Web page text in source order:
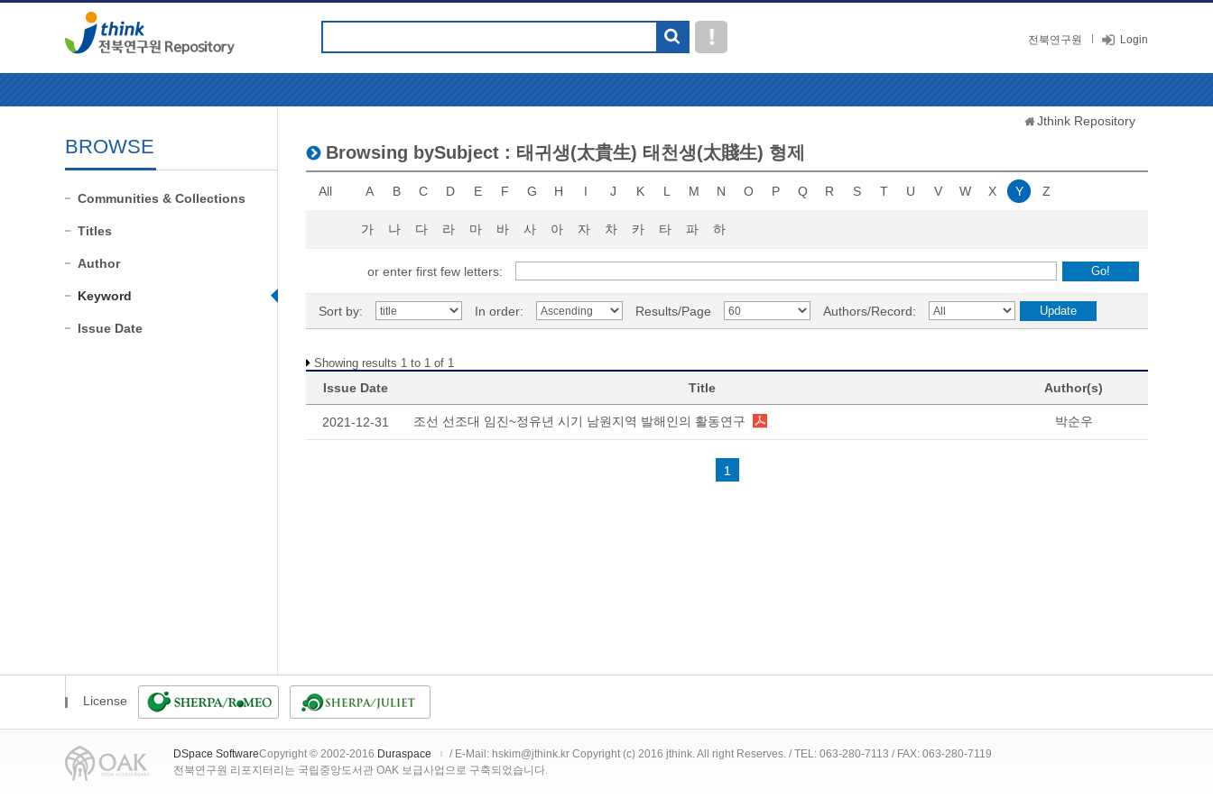
전북연구원 Login
BROWSE
Communities & Collections
Titles
Author
Keyword
Issue Date
Jthink Repository
Browsing bySubject : 태귀생(太貴生) 태천생(太賤生) 형제
All A B C D E F G H I J K L M N O P Q R S T U V W X Y Z
가 나 다 라 마 바 사 아 자 차 카 타 파 하
or enter first few letters:
Sort by: In order: Results/Page Authors/Record:
Showing results 1 to 1 of 1
Issue Date Title Author(s)
2021-12-31 조선 선조대 임진~정유년 시기 남원지역 발해인의 활동연구 박순우
1
License
DSpace SoftwareCopyright © 2002-2016 Duraspace
/ E-Mail: hskim@jthink.kr Copyright (c) 2016 jthink. All right Reserves. / TEL: 063-280-7113 / FAX: 063-280-7119
전북연구원 리포지터리는 국립중앙도서관 OAK 보급사업으로 구축되었습니다.